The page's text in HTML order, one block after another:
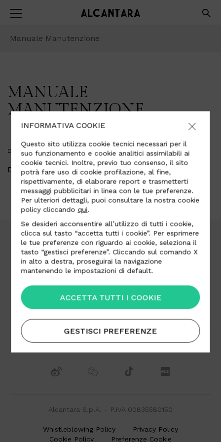
Manuale Manutenzione
MANUALE
MANUTENZIONE
DOWNLOAD PDF
Download
Area Download Lavora con noi
Distributori Contatti
Alcantara S.p.A. - P.IVA 00835580150
Whistleblowing Policy
Privacy Policy
Cookie Policy
Preferenze Cookie
INFORMATIVA COOKIE
Questo sito utilizza cookie tecnici necessari per il
suo funzionamento e cookie analitici assimilabili ai
cookie tecnici. Inoltre, previo tuo consenso, il sito
potrà fare uso di cookie profilazione, al fine,
rispettivamente, di elaborare report e trasmetterti
messaggi pubblicitari in linea con le tue preferenze.
Per ulteriori dettagli, puoi consultare la nostra cookie
policy cliccando qui.
Se desideri acconsentire all’utilizzo di tutti i cookie,
clicca sul tasto “accetta tutti i cookie”. Per esprimere
le tue preferenze con riguardo ai cookie, seleziona il
tasto “gestisci preferenze”. Cliccando sul comando X
in alto a destra, proseguirai la navigazione
mantenendo le impostazioni di default.
ACCETTA TUTTI I COOKIE
GESTISCI PREFERENZE